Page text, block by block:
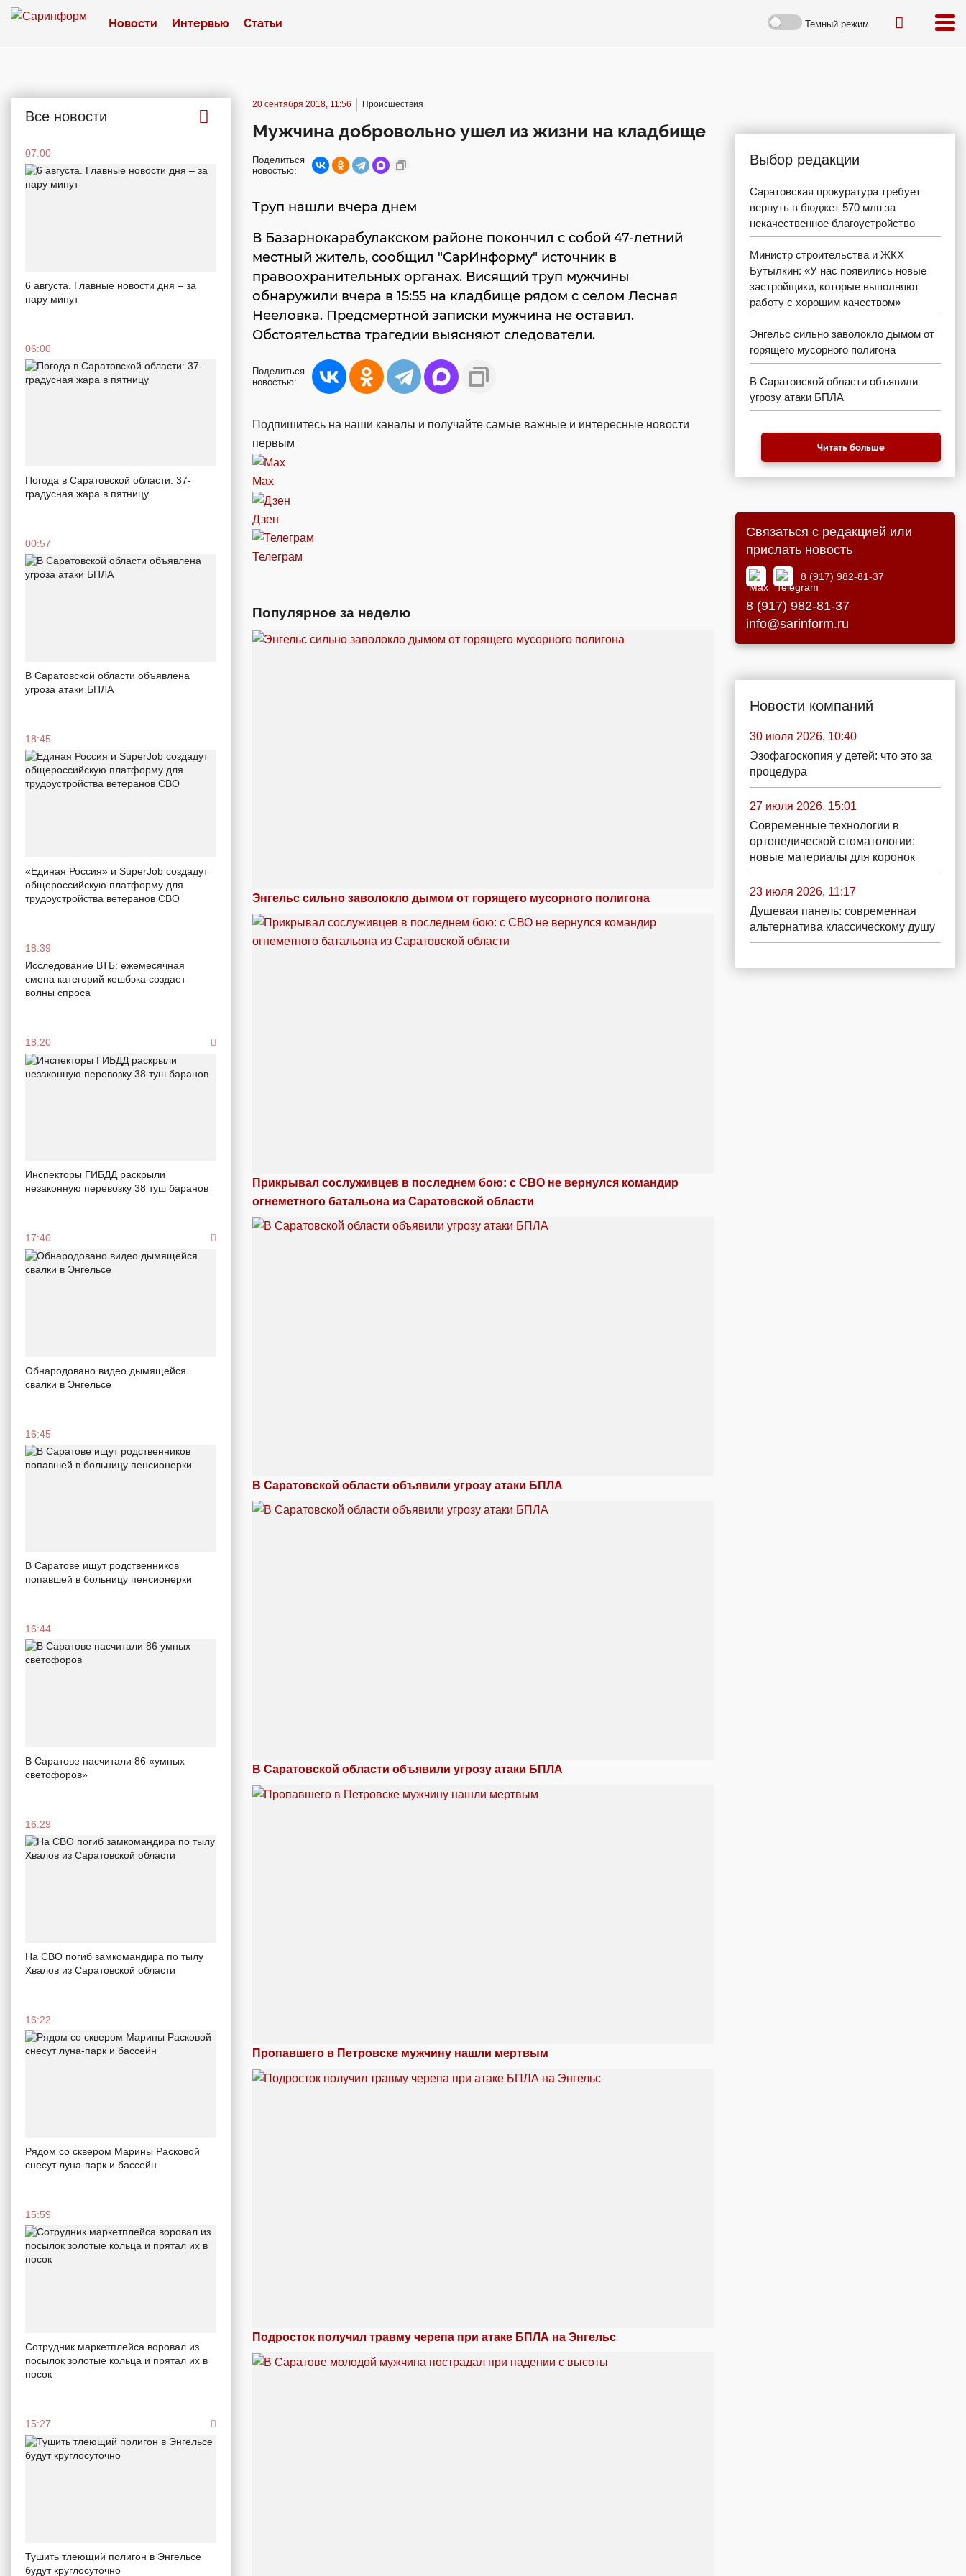
Новости Интервью Статьи Темный режим
Все новости
07:00
6 августа. Главные новости дня – за
пару минут
06:00
Погода в Саратовской области: 37-
градусная жара в пятницу
00:57
В Саратовской области объявлена
угроза атаки БПЛА
18:45
«Единая Россия» и SuperJob создадут
общероссийскую платформу для
трудоустройства ветеранов СВО
18:39
Исследование ВТБ: ежемесячная
смена категорий кешбэка создает
волны спроса
18:20
Инспекторы ГИБДД раскрыли
незаконную перевозку 38 туш баранов
17:40
Обнародовано видео дымящейся
свалки в Энгельсе
16:45
В Саратове ищут родственников
попавшей в больницу пенсионерки
16:44
В Саратове насчитали 86 «умных
светофоров»
16:29
На СВО погиб замкомандира по тылу
Хвалов из Саратовской области
16:22
Рядом со сквером Марины Расковой
снесут луна-парк и бассейн
15:59
Сотрудник маркетплейса воровал из
посылок золотые кольца и прятал их в
носок
15:27
Тушить тлеющий полигон в Энгельсе
будут круглосуточно
20 сентября 2018, 11:56 Происшествия
Мужчина добровольно ушел из жизни на кладбище
Поделиться
новостью:
Труп нашли вчера днем
В Базарнокарабулакском районе покончил с собой 47-летний
местный житель, сообщил "СарИнформу" источник в
правоохранительных органах. Висящий труп мужчины
обнаружили вчера в 15:55 на кладбище рядом с селом Лесная
Нееловка. Предсмертной записки мужчина не оставил.
Обстоятельства трагедии выясняют следователи.
Поделиться
новостью:
Подпишитесь на наши каналы и получайте самые важные и интересные новости
первым
Max
Дзен
Телеграм
Популярное за неделю
Энгельс сильно заволокло дымом от горящего мусорного полигона
Прикрывал сослуживцев в последнем бою: с СВО не вернулся командир
огнеметного батальона из Саратовской области
В Саратовской области объявили угрозу атаки БПЛА
В Саратовской области объявили угрозу атаки БПЛА
Пропавшего в Петровске мужчину нашли мертвым
Подросток получил травму черепа при атаке БПЛА на Энгельс
Выбор редакции
Саратовская прокуратура требует
вернуть в бюджет 570 млн за
некачественное благоустройство
Министр строительства и ЖКХ
Бутылкин: «У нас появились новые
застройщики, которые выполняют
работу с хорошим качеством»
Энгельс сильно заволокло дымом от
горящего мусорного полигона
В Саратовской области объявили
угрозу атаки БПЛА
Читать больше
Связаться с редакцией или
прислать новость
8 (917) 982-81-37
8 (917) 982-81-37
info@sarinform.ru
Новости компаний
30 июля 2026, 10:40
Эзофагоскопия у детей: что это за
процедура
27 июля 2026, 15:01
Современные технологии в
ортопедической стоматологии:
новые материалы для коронок
23 июля 2026, 11:17
Душевая панель: современная
альтернатива классическому душу